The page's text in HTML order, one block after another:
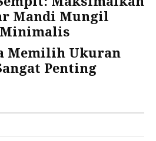
Mandi Mungil
Minimalis
Memilih Ukuran
Penting